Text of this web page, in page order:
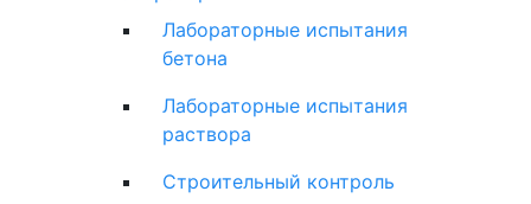
Лабораторные испытания
бетона
Лабораторные испытания
раствора
Строительный контроль